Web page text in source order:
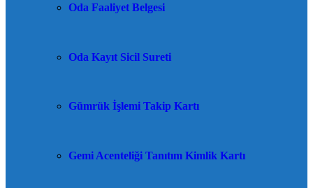
Oda Faaliyet Belgesi
Oda Kayıt Sicil Sureti
Gümrük İşlemi Takip Kartı
Gemi Acenteliği Tanıtım Kimlik Kartı